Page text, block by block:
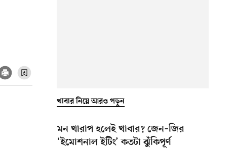
খাবার নিয়ে আরও পড়ুন
মন খারাপ হলেই খাবার? জেন–জির
‘ইমোশনাল ইটিং’ কতটা ঝুঁকিপূর্ণ